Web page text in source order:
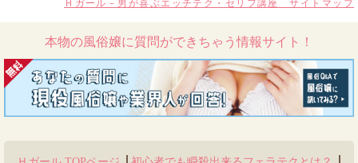
Ｈガール－男が喜ぶエッチテク・セリフ講座 サイトマップ
本物の風俗嬢に質問ができちゃう情報サイト！